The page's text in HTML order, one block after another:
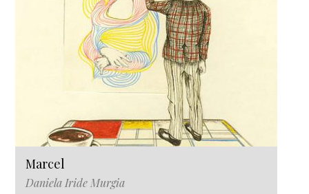
Marcel
Daniela Iride Murgia